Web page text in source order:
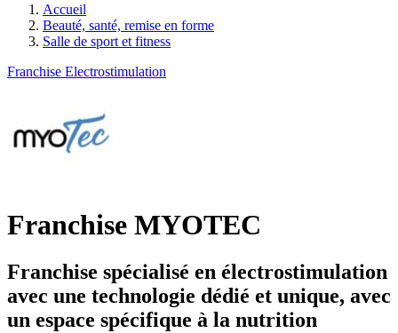
Accueil
Beauté, santé, remise en forme
Salle de sport et fitness
Franchise Electrostimulation
Franchise MYOTEC
Franchise spécialisé en électrostimulation
avec une technologie dédié et unique, avec
un espace spécifique à la nutrition